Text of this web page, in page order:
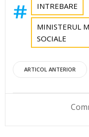
INTREBARE
MINISTERUL
SOCIALE
Post
ARTICOL ANTERIOR